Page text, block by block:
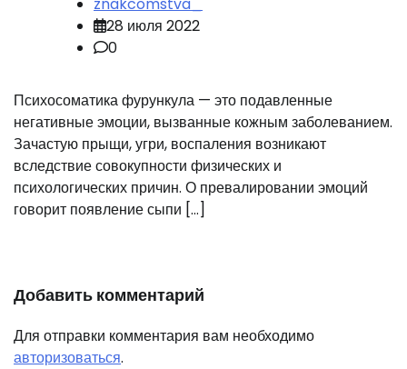
28 июля 2022
0
Психосоматика фурункула — это подавленные
негативные эмоции, вызванные кожным заболеванием.
Зачастую прыщи, угри, воспаления возникают
вследствие совокупности физических и
психологических причин. О превалировании эмоций
говорит появление сыпи […]
Добавить комментарий
Для отправки комментария вам необходимо
авторизоваться.